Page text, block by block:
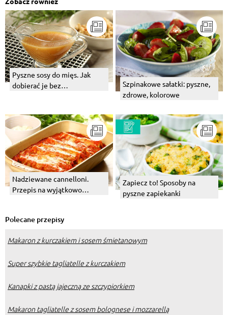
Pyszne sosy do mięs. Jak
dobierać je bez
Szpinakowe sałatki: pyszne,
zdrowe, kolorowe
Nadziewane cannelloni.
Przepis na wyjątkowo
Zapiecz to! Sposoby na
pyszne zapiekanki
Polecane przepisy
Makaron z kurczakiem i sosem śmietanowym
Super szybkie tagliatelle z kurczakiem
Kanapki z pastą jajeczną ze szczypiorkiem
Makaron tagliatelle z sosem bolognese i mozzarellą